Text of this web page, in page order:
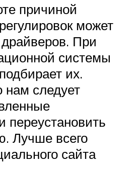
причиной
может
При
системы
их.
нам следует
переустановить
Лучше всего
сайта